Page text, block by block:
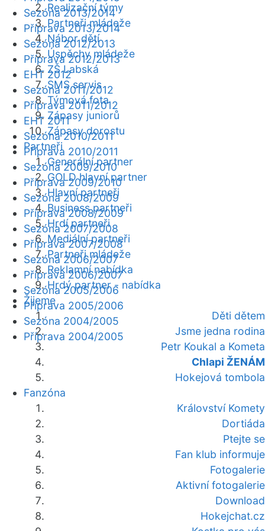
Realizační týmy
Partneři mládeže
Nábor dětí
Úspěchy mládeže
ZŠ Labská
SMS servis
Týmová fota
Zápasy juniorů
Zápasy dorostu
Partneři
Generální partner
GOLD hlavní partner
Hlavní partneři
Business partneři
Hrdí partneři
Mediální partneři
Partneři mládeže
Reklamní nabídka
Hrdý partner - nabídka
Žijeme
Děti dětem
Jsme jedna rodina
Petr Koukal a Kometa
Chlapi ŽENÁM
Hokejová tombola
Fanzóna
Království Komety
Dortiáda
Ptejte se
Fan klub informuje
Fotogalerie
Aktivní fotogalerie
Download
Hokejchat.cz
Sezóna 2013/2014
Příprava 2013/2014
Sezóna 2012/2013
Příprava 2012/2013
EHT 2012
Sezóna 2011/2012
Příprava 2011/2012
EHT 2011
Sezóna 2010/2011
Příprava 2010/2011
Sezóna 2009/2010
Příprava 2009/2010
Sezóna 2008/2009
Příprava 2008/2009
Sezóna 2007/2008
Příprava 2007/2008
Sezóna 2006/2007
Příprava 2006/2007
Sezóna 2005/2006
Příprava 2005/2006
Sezóna 2004/2005
Příprava 2004/2005